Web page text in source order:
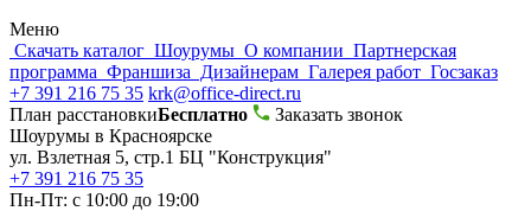
Меню
Скачать каталог Шоурумы О компании Партнерская
программа Франшиза Дизайнерам Галерея работ Госзаказ
+7 391 216 75 35 krk@office-direct.ru
План расстановкиБесплатно
Заказать звонок
Шоурумы в Красноярске
ул. Взлетная 5, стр.1 БЦ "Конструкция"
+7 391 216 75 35
Пн-Пт: с 10:00 до 19:00